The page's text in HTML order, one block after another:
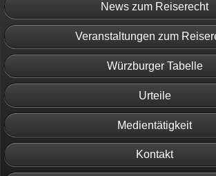
News zum Reiserecht
Veranstaltungen zum
Würzburger Tabelle
Urteile
Medientätigkeit
Kontakt